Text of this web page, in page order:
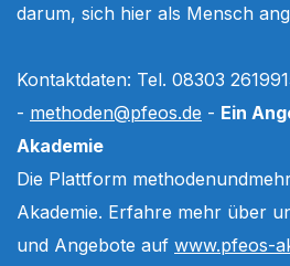
darum, sich hier als Mensch
Kontaktdaten: Tel. 08303
- methoden@pfeos.de - Ein
Akademie
Die Plattform
Akademie. Erfahre mehr über
und Angebote auf www.pfeos-